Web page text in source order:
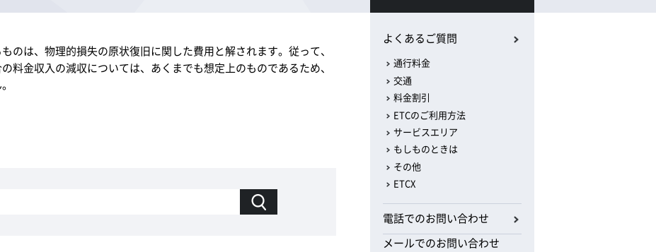
のは、物理的損失の原状復旧に関した費用と解されます。従って、
料金収入の減収については、あくまでも想定上のものであるため、
よくあるご質問
通行料金
交通
料金割引
ETCのご利用方法
サービスエリア
もしものときは
その他
ETCX
電話でのお問い合わせ
メールでのお問い合わせ